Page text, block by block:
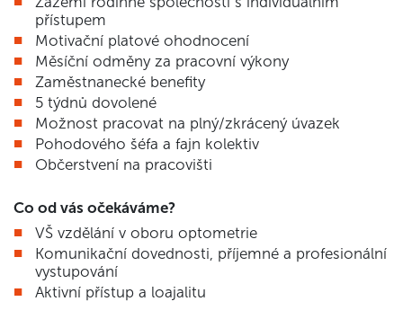
přístupem
Motivační platové ohodnocení
Měsíční odměny za pracovní výkony
Zaměstnanecké benefity
5 týdnů dovolené
Možnost pracovat na plný/zkrácený úvazek
Pohodového šéfa a fajn kolektiv
Občerstvení na pracovišti
Co od vás očekáváme?
VŠ vzdělání v oboru optometrie
Komunikační dovednosti, příjemné a profesionální
vystupování
Aktivní přístup a loajalitu